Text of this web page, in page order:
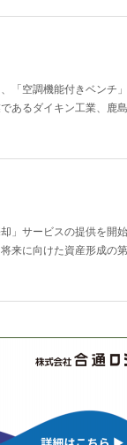
「空調機能付きベンチ
あるダイキン工業、鹿
」サービスの提供を開
来に向けた資産形成の